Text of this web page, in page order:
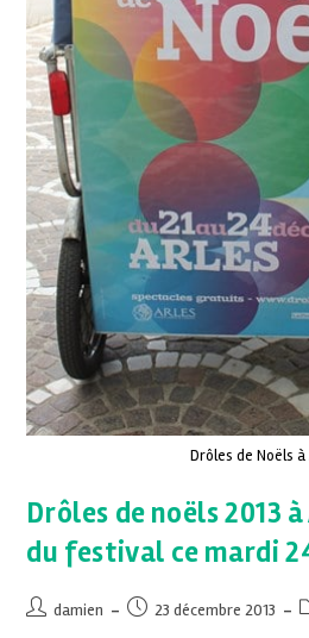
Drôles de Noëls à
Drôles de noëls 2013
du festival ce mardi
damien 23 décembre 2013